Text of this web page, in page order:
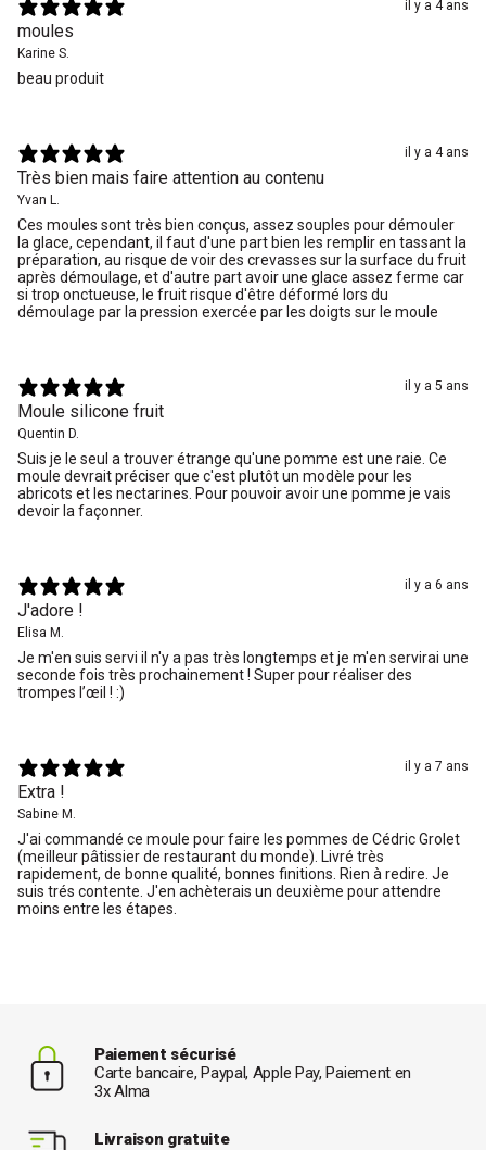
il y a 4 ans
moules
Karine S.
beau produit
il y a 4 ans
Très bien mais faire attention au contenu
Yvan L.
Ces moules sont très bien conçus, assez souples pour démouler
la glace, cependant, il faut d'une part bien les remplir en tassant la
préparation, au risque de voir des crevasses sur la surface du fruit
après démoulage, et d'autre part avoir une glace assez ferme car
si trop onctueuse, le fruit risque d'être déformé lors du
démoulage par la pression exercée par les doigts sur le moule
il y a 5 ans
Moule silicone fruit
Quentin D.
Suis je le seul a trouver étrange qu'une pomme est une raie. Ce
moule devrait préciser que c'est plutôt un modèle pour les
abricots et les nectarines. Pour pouvoir avoir une pomme je vais
devoir la façonner.
il y a 6 ans
J'adore !
Elisa M.
Je m'en suis servi il n'y a pas très longtemps et je m'en servirai une
seconde fois très prochainement ! Super pour réaliser des
trompes l’œil ! :)
il y a 7 ans
Extra !
Sabine M.
J'ai commandé ce moule pour faire les pommes de Cédric Grolet
(meilleur pâtissier de restaurant du monde). Livré très
rapidement, de bonne qualité, bonnes finitions. Rien à redire. Je
suis trés contente. J'en achèterais un deuxième pour attendre
moins entre les étapes.
Paiement sécurisé
Carte bancaire, Paypal, Apple Pay, Paiement en
3x Alma
Livraison gratuite